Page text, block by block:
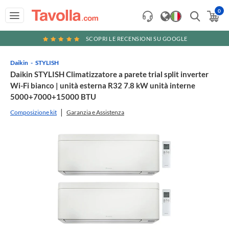
0
SCOPRI LE RECENSIONI SU GOOGLE
Daikin STYLISH
Daikin STYLISH Climatizzatore a parete trial split inverter
Wi-Fi bianco | unità esterna R32 7.8 kW unità interne
5000+7000+15000 BTU
Composizione kit Garanzia e Assistenza